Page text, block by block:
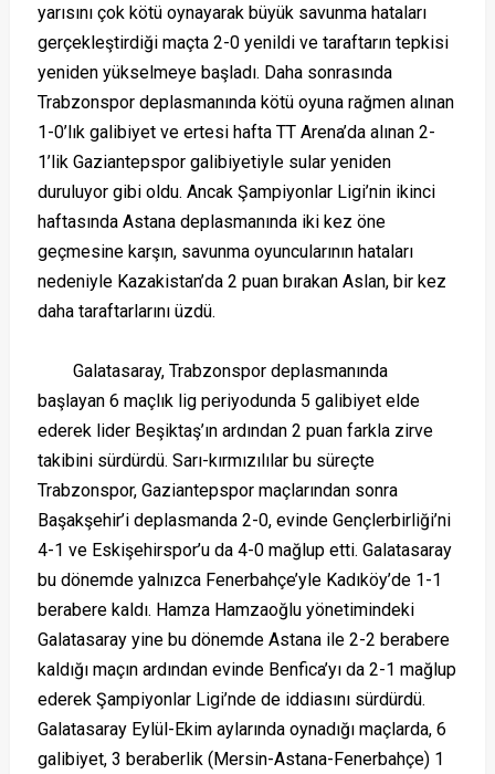
yarısını çok kötü oynayarak büyük savunma hataları
gerçekleştirdiği maçta 2-0 yenildi ve taraftarın tepkisi
yeniden yükselmeye başladı. Daha sonrasında
Trabzonspor deplasmanında kötü oyuna rağmen alınan
1-0’lık galibiyet ve ertesi hafta TT Arena’da alınan 2-
1’lik Gaziantepspor galibiyetiyle sular yeniden
duruluyor gibi oldu. Ancak Şampiyonlar Ligi’nin ikinci
haftasında Astana deplasmanında iki kez öne
geçmesine karşın, savunma oyuncularının hataları
nedeniyle Kazakistan’da 2 puan bırakan Aslan, bir kez
daha taraftarlarını üzdü.
Galatasaray, Trabzonspor deplasmanında
başlayan 6 maçlık lig periyodunda 5 galibiyet elde
ederek lider Beşiktaş’ın ardından 2 puan farkla zirve
takibini sürdürdü. Sarı-kırmızılılar bu süreçte
Trabzonspor, Gaziantepspor maçlarından sonra
Başakşehir’i deplasmanda 2-0, evinde Gençlerbirliği’ni
4-1 ve Eskişehirspor’u da 4-0 mağlup etti. Galatasaray
bu dönemde yalnızca Fenerbahçe’yle Kadıköy’de 1-1
berabere kaldı. Hamza Hamzaoğlu yönetimindeki
Galatasaray yine bu dönemde Astana ile 2-2 berabere
kaldığı maçın ardından evinde Benfica’yı da 2-1 mağlup
ederek Şampiyonlar Ligi’nde de iddiasını sürdürdü.
Galatasaray Eylül-Ekim aylarında oynadığı maçlarda, 6
galibiyet, 3 beraberlik (Mersin-Astana-Fenerbahçe) 1